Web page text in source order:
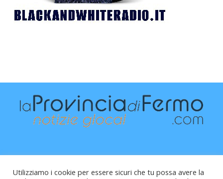
Utilizziamo i cookie per essere sicuri che tu possa avere la